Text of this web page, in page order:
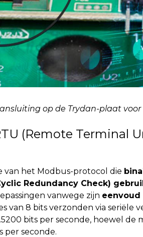
op de Trydan-plaat voor
(Remote Terminal
van het Modbus-protocol die
Redundancy Check)
vanwege zijn eenvoud
van 8 bits verzonden via seriële
bits per seconde, hoewel de
per seconde.